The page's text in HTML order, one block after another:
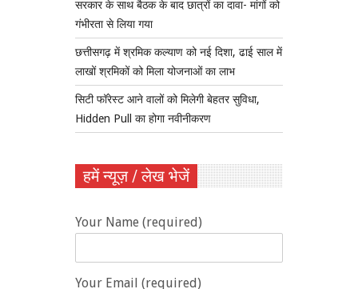
सरकार के साथ बैठक के बाद छात्रों का दावा- मांगों को
गंभीरता से लिया गया
छत्तीसगढ़ में श्रमिक कल्याण को नई दिशा, ढाई साल में
लाखों श्रमिकों को मिला योजनाओं का लाभ
सिटी फॉरेस्ट आने वालों को मिलेगी बेहतर सुविधा,
Hidden Pull का होगा नवीनीकरण
हमें न्यूज़ / लेख भेजें
Your Name (required)
Your Email (required)